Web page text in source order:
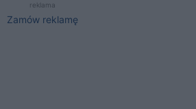
reklama
Zamów reklamę